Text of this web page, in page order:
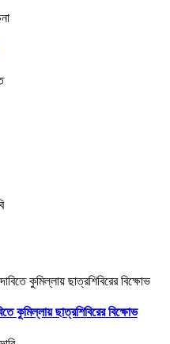
কুমিল্লায় ছাত্রশিবিরের বিক্ষোভ